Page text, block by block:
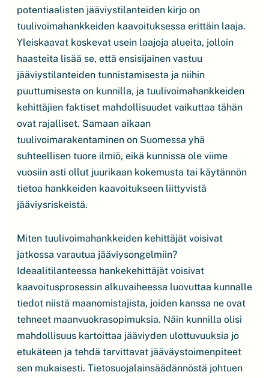
potentiaalisten jääviystilanteiden kirjo on
tuulivoimahankkeiden kaavoituksessa erittäin laaja.
Yleiskaavat koskevat usein laajoja alueita, jolloin
haasteita lisää se, että ensisijainen vastuu
jääviystilanteiden tunnistamisesta ja niihin
puuttumisesta on kunnilla, ja tuulivoimahankkeiden
kehittäjien faktiset mahdollisuudet vaikuttaa tähän
ovat rajalliset. Samaan aikaan
tuulivoimarakentaminen on Suomessa yhä
suhteellisen tuore ilmiö, eikä kunnissa ole viime
vuosiin asti ollut juurikaan kokemusta tai käytännön
tietoa hankkeiden kaavoitukseen liittyvistä
jääviysriskeistä.
Miten tuulivoimahankkeiden kehittäjät voisivat
jatkossa varautua jääviysongelmiin?
Ideaalitilanteessa hankekehittäjät voisivat
kaavoitusprosessin alkuvaiheessa luovuttaa kunnalle
tiedot niistä maanomistajista, joiden kanssa ne ovat
tehneet maanvuokrasopimuksia. Näin kunnilla olisi
mahdollisuus kartoittaa jääviyden ulottuvuuksia jo
etukäteen ja tehdä tarvittavat jääväystoimenpiteet
sen mukaisesti. Tietosuojalainsäädännöstä johtuen